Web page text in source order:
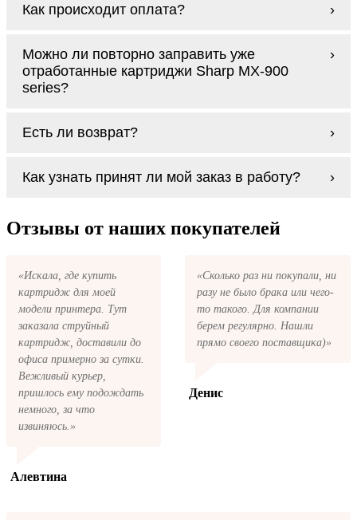
доставим заказ и сделаем это бесплатно
Мы гарантируем цельность упаковки, когда
доставляем Вам картриджи Sharp MX-900
series
Как происходит оплата?
series наличными курьеру при получении
заказа.
Можно ли повторно заправить уже
отработанные картриджи Sharp MX-900
series?
процесс проще, в случае с оригиналами
В любом случае вы можете заправить
картриджи Sharp MX-900 series. У нас
любых моделей принтеров.
Есть ли возврат?
какой-то причине вам не подошли, мы при
Как узнать принят ли мой заказ в работу?
Sharp MX-900 series на указанную вами
электронную почту придёт письмо с копией
чтобы оформить доставку. Если вы не
получили письмо с копией заказа,
пожалуйста, свяжитесь с нами через сервис
обратная связь, или позвоните.
Отзывы от наших покупателей
«Искала, где купить
картридж для моей
модели принтера. Тут
заказала струйный
картридж, доставили до
офиса примерно за сутки.
Вежливый курьер,
пришлось ему подождать
немного, за что
извиняюсь.»
Алевтина
«Сколько раз ни покупали, ни
разу не было брака или чего-
то такого. Для компании
берем регулярно. Нашли
прямо своего поставщика)»
Денис